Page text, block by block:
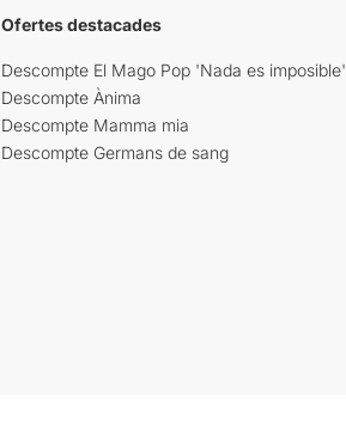
Ofertes destacades
Descompte El Mago Pop 'Nada es imposible'
Descompte Ànima
Descompte Mamma mia
Descompte Germans de sang